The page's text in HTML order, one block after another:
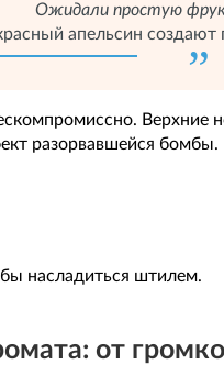
Ожидали простую
апельсин
разорвавшейся бомбы.
насладиться штилем.
от